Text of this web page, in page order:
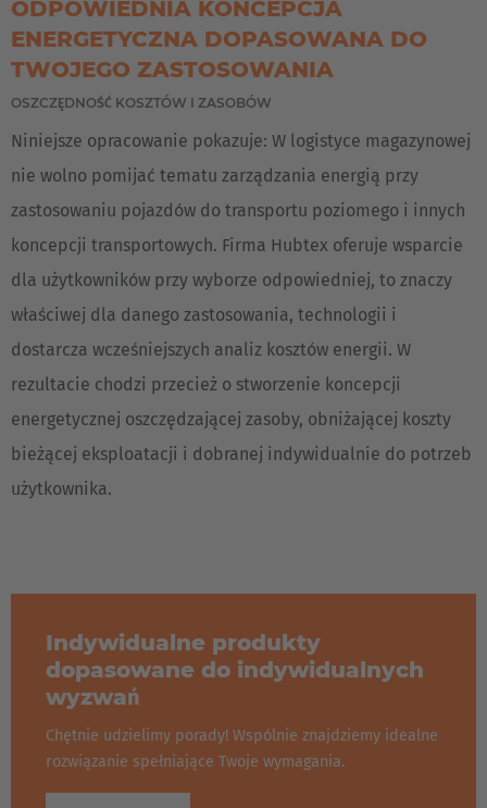
Türkiye
Türkçe
ODPOWIEDNIA KONCEPCJA
ENERGETYCZNA DOPASOWANA DO
TWOJEGO ZASTOSOWANIA
OSZCZĘDNOŚĆ KOSZTÓW I ZASOBÓW
Niniejsze opracowanie pokazuje: W logistyce magazynowej
nie wolno pomijać tematu zarządzania energią przy
zastosowaniu pojazdów do transportu poziomego i innych
koncepcji transportowych. Firma Hubtex oferuje wsparcie
dla użytkowników przy wyborze odpowiedniej, to znaczy
właściwej dla danego zastosowania, technologii i
dostarcza wcześniejszych analiz kosztów energii. W
rezultacie chodzi przecież o stworzenie koncepcji
energetycznej oszczędzającej zasoby, obniżającej koszty
bieżącej eksploatacji i dobranej indywidualnie do potrzeb
użytkownika.
Indywidualne produkty
dopasowane do indywidualnych
wyzwań
Chętnie udzielimy porady! Wspólnie znajdziemy idealne
rozwiązanie spełniające Twoje wymagania.